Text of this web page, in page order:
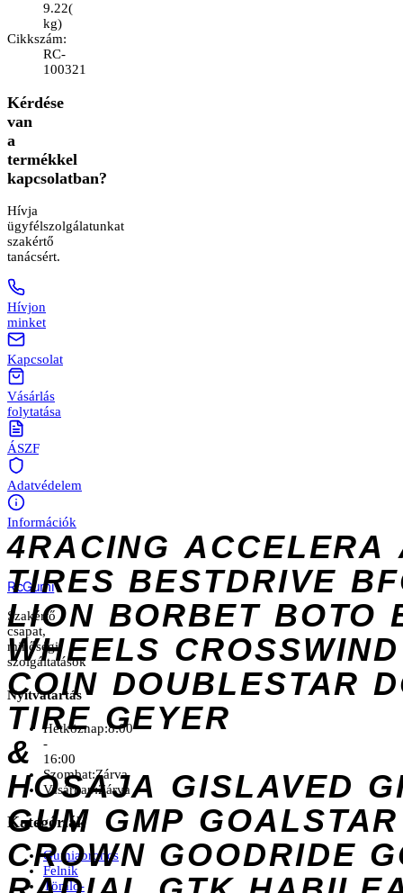
9.22(
kg)
Cikkszám:
RC-
100321
Kérdése
van
a
termékkel
kapcsolatban?
Hívja
ügyfélszolgálatunkat
szakértő
tanácsért.
Hívjon
minket
Kapcsolat
Vásárlás
folytatása
ÁSZF
Adatvédelem
Információk
4RACING ACCELERA
TIRES BESTDRIVE
LION BORBET BOTO
WHEELS CROSSWIND
COIN DOUBLESTAR
TIRE GEYER
&
HOSAJA GISLAVED
GUM GMP GOALSTAR
CROWN GOODRIDE
RcGumi
Szakértő
csapat,
minőségi
szolgáltatások
Nyitvatartás
Hétköznap:8:00
-
16:00
Szombat:Zárva
Vasárnap:Zárva
Kategóriák
Gumiabroncs
Felnik
Tömlő-